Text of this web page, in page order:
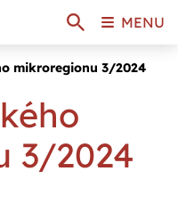
mikroregionu 3/2024
3/2024
MENU